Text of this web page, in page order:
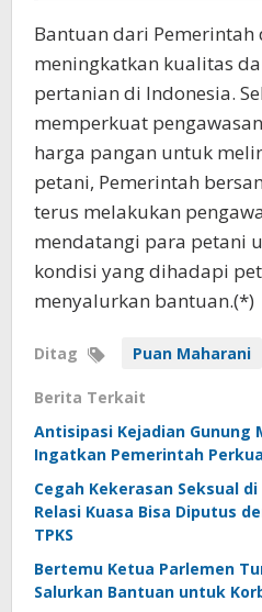
Bantuan dari
meningkatkan kualitas
pertanian di Indonesia.
memperkuat
harga pangan untuk
petani, Pemerintah
terus melakukan
mendatangi para petani
kondisi yang dihadapi
menyalurkan bantuan.(*)
Ditag Puan Maharani
Berita Terkait
Antisipasi Kejadian Gunung
Ingatkan Pemerintah
Cegah Kekerasan Seksual
Relasi Kuasa Bisa Diputus
TPKS
Bertemu Ketua Parlemen
Salurkan Bantuan untuk